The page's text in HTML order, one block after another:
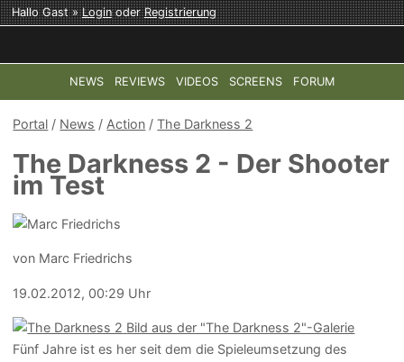
Hallo Gast »LoginoderRegistrierung
NEWS REVIEWS VIDEOS SCREENS FORUM
TOP-THEMEN: COD: MODERN WARFARE 4 HALO:
Portal / News / Action /The Darkness 2
The Darkness 2 - Der Shooter
im Test
von Marc Friedrichs
19.02.2012, 00:29 Uhr
Bild aus der "The Darkness 2"-Galerie
Fünf Jahre ist es her seit dem die Spieleumsetzung des